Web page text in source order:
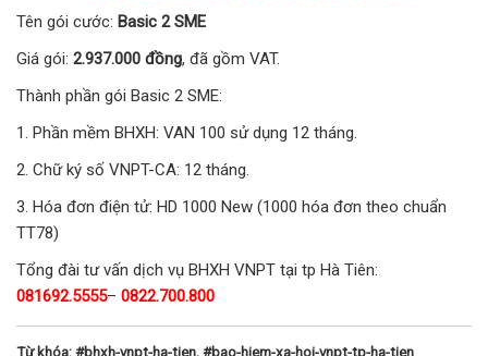
Tên gói cước: Basic 2 SME
Giá gói: 2.937.000 đồng, đã gồm VAT.
Thành phần gói Basic 2 SME:
Phần mềm BHXH: VAN 100 sử dụng 12 tháng.
Chữ ký số VNPT-CA: 12 tháng.
Hóa đơn điện tử: HD 1000 New (1000 hóa đơn theo chuẩn
TT78)
Tổng đài tư vấn dịch vụ BHXH VNPT tại tp Hà Tiên:
081692.5555– 0822.700.800
Từ khóa: #bhxh-vnpt-ha-tien, #bao-hiem-xa-hoi-vnpt-tp-ha-tien